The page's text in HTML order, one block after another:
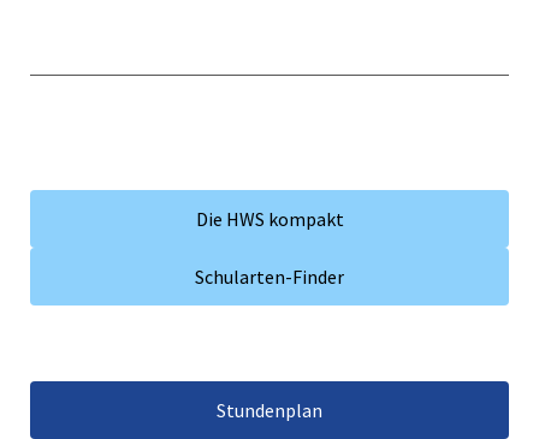
Die HWS kompakt
Schularten-Finder
Stundenplan